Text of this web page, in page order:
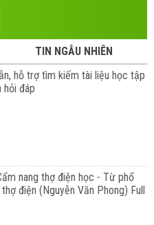
TIN NGẪU NHIÊN
hỗ trợ tìm kiếm tài liệu học tập
hỏi đáp
nang thợ điện học - Từ phổ
điện (Nguyễn Văn Phong) Full